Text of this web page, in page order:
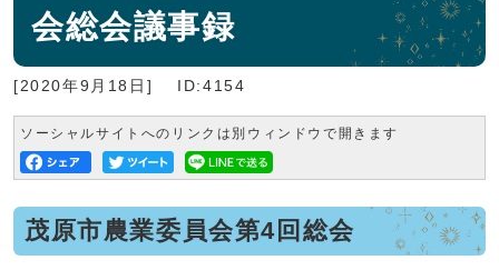
会総会議事録
[2020年9月18日] ID:4154
ソーシャルサイトへのリンクは別ウィンドウで開きます
茂原市農業委員会第4回総会